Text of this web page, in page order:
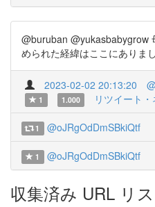
@buruban @yukasbabygrow
められた経緯はここにありま
2023-02-02 20:13:20
1
1.000 リツイート
1 @oJRgOdDmSBkiQtf
1 @oJRgOdDmSBkiQtf
収集済み URL リ